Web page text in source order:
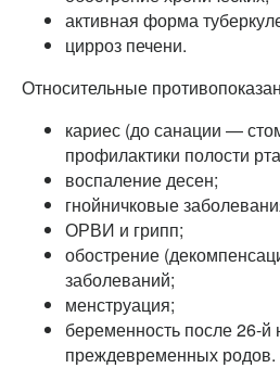
активная форма
цирроз печени.
Относительные
кариес (до санации —
профилактики полости
воспаление десен;
гнойничковые
ОРВИ и грипп;
обострение
заболеваний;
менструация;
беременность после 26-й
преждевременных родов.